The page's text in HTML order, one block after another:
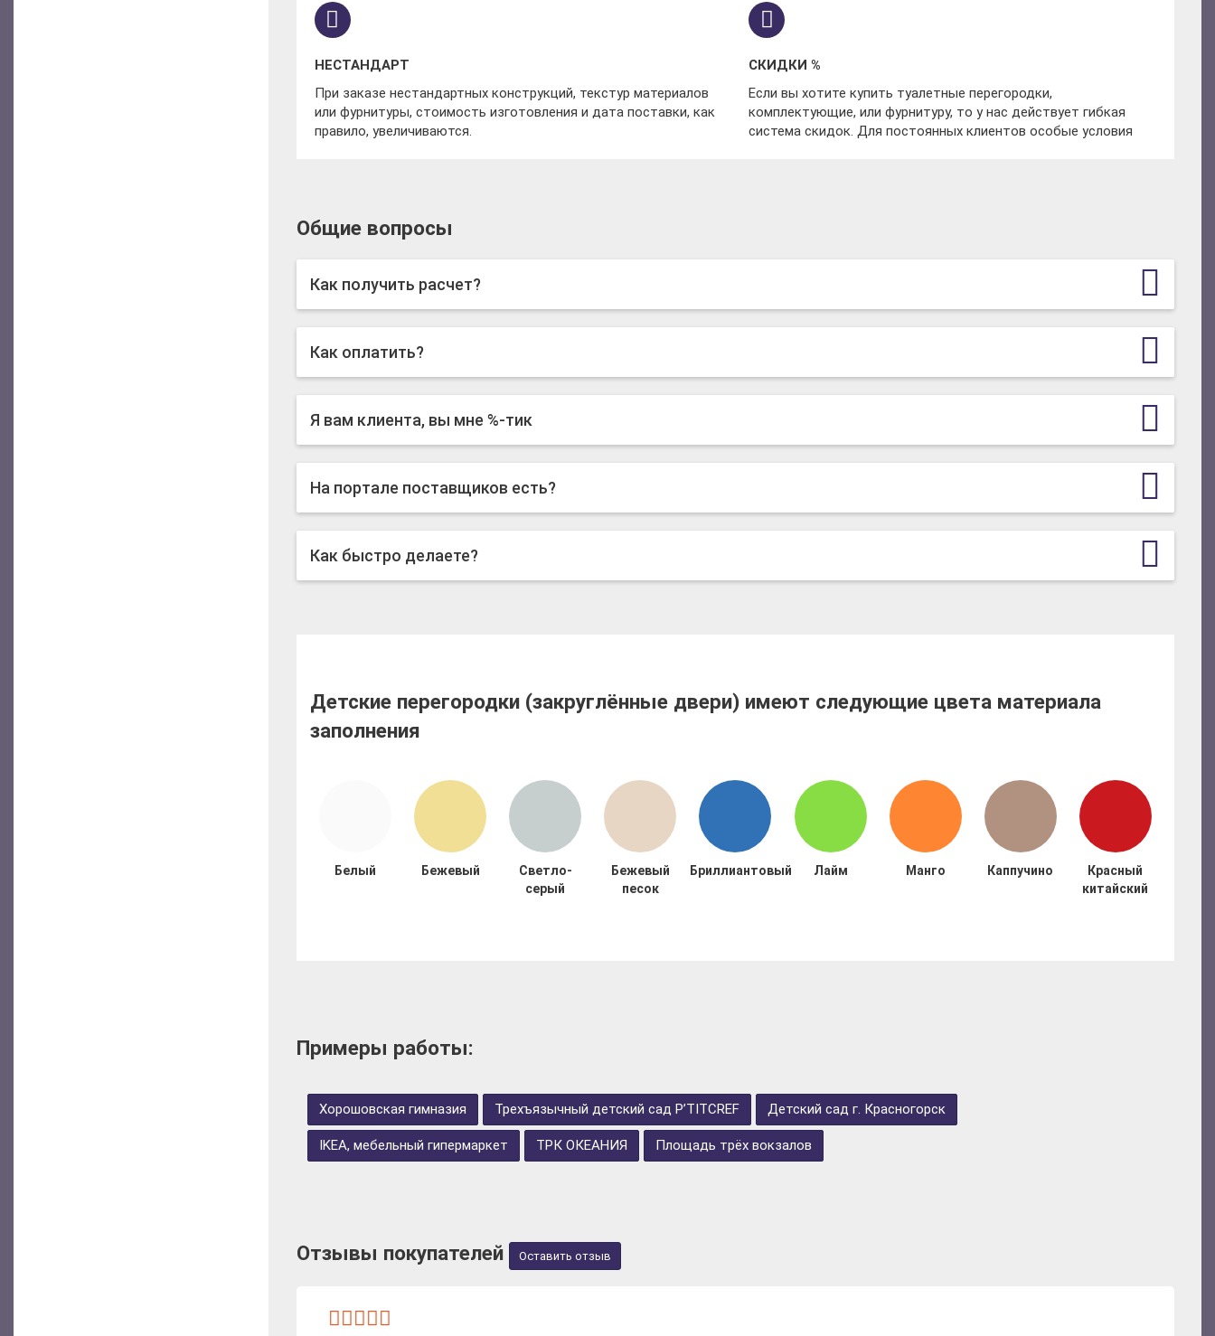
НЕСТАНДАРТ
При заказе нестандартных конструкций, текстур материалов
или фурнитуры, стоимость изготовления и дата поставки, как
правило, увеличиваются.
СКИДКИ %
Если вы хотите купить туалетные перегородки,
комплектующие, или фурнитуру, то у нас действует гибкая
система скидок. Для постоянных клиентов особые условия
Общие вопросы
Как получить расчет?
Как оплатить?
Я вам клиента, вы мне %-тик
На портале поставщиков есть?
Как быстро делаете?
Детские перегородки (закруглённые двери) имеют следующие цвета материала
заполнения
Белый Бежевый
Светло-
серый
Бежевый
песок
Бриллиантовый Лайм Манго Каппучино
Красный
китайский
Примеры работы:
Хорошовская гимназия Трехъязычный детский сад P’TITCREF Детский сад г. Красногорск
IKEA, мебельный гипермаркет ТРК ОКЕАНИЯ Площадь трёх вокзалов
Отзывы покупателей Оставить отзыв